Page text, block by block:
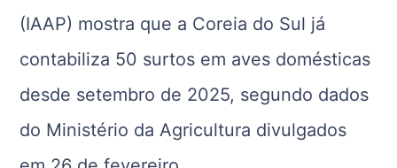
(IAAP) mostra que a Coreia do Sul já
contabiliza 50 surtos em aves domésticas
desde setembro de 2025, segundo dados
do Ministério da Agricultura divulgados